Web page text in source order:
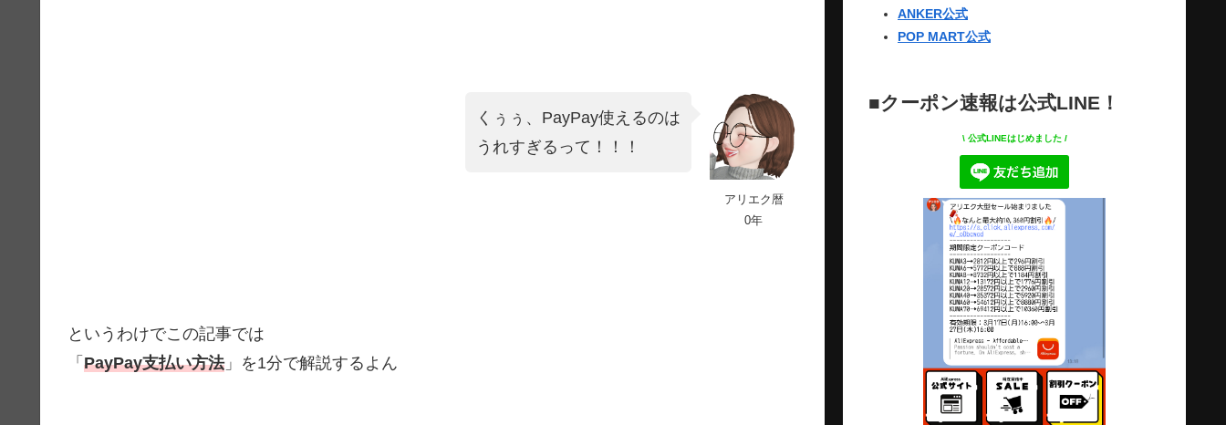
アリエク暦
0年
くぅぅ、PayPay使えるのは
うれすぎるって！！！
というわけでこの記事では
「 PayPay支払い方法」を1分で解説するよん
ANKER公式
POP MART公式
■クーポン速報は公式LINE！
\ 公式LINEはじめました /